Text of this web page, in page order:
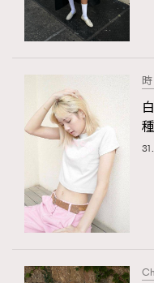
向
#FigaroIssue 專